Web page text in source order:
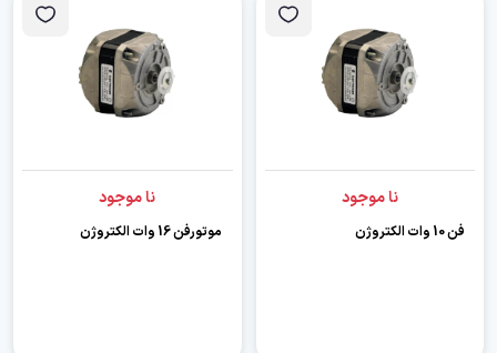
نا موجود
فن 10 وات الکتروژن
نا موجود
موتورفن 16 وات الکتروژن